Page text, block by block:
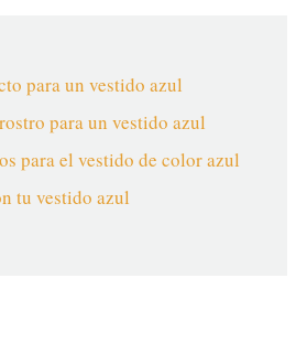
para un vestido azul
para un vestido azul
para el vestido de color azul
tu vestido azul